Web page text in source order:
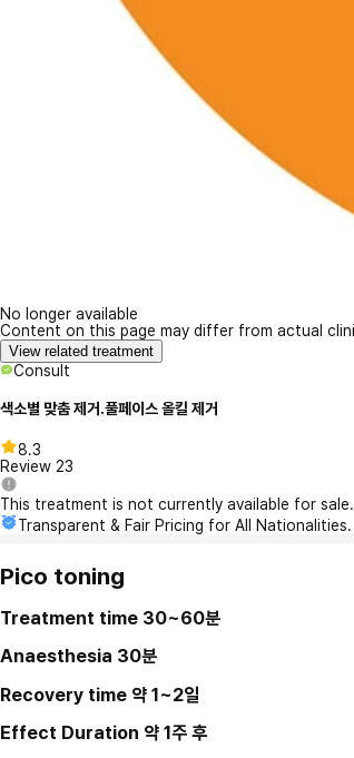
No longer available
Content on this page may differ from actual
View related treatment
Consult
색소별 맞춤 제거.풀페이스 올킬 제거
8.3
Review 23
This treatment is not currently available for sale.
Transparent & Fair Pricing for All Nationalities.
Pico toning
Treatment time 30~60분
Anaesthesia 30분
Recovery time 약 1~2일
Effect Duration 약 1주 후